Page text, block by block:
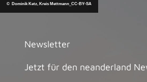
© Dominik Ketz, Kreis Mettmann_CC-BY-SA
Newsletter
Jetzt für den neanderland